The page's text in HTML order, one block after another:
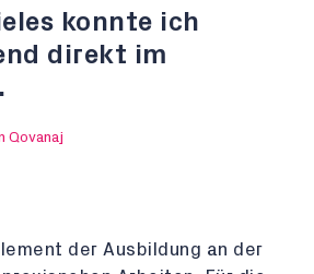
konnte ich
direkt im
Qovanaj
der Ausbildung an der